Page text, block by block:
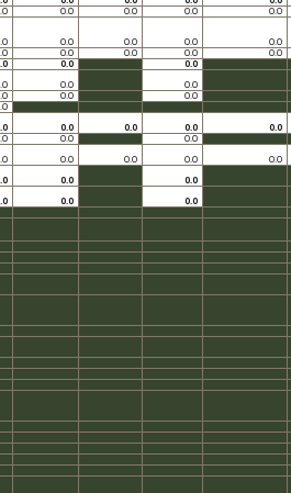
0.0 0.0 0.0 0.0
0.0 0.0 0.0 0.0
0.0 0.0 0.0 0.0
0.0 0.0
0.0 0.0
0.0 0.0
0.0 0.0 0.0 0.0
0.0 0.0
0.0 0.0 0.0 0.0
0.0 0.0
0.0 0.0